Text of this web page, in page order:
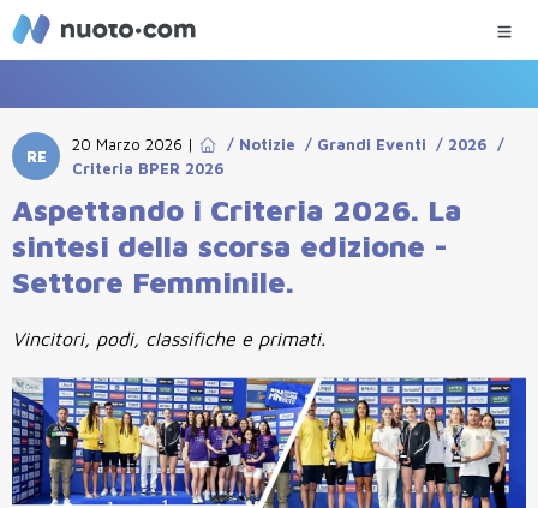
RE
20 Marzo 2026 | / Notizie / Grandi Eventi / 2026 /
Criteria BPER 2026
Aspettando i Criteria 2026. La
sintesi della scorsa edizione -
Settore Femminile.
Vincitori, podi, classifiche e primati.